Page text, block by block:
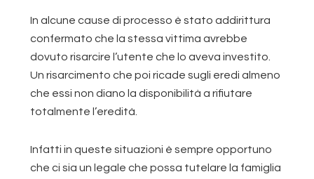
In alcune cause di processo è stato addirittura
confermato che la stessa vittima avrebbe
dovuto risarcire l’utente che lo aveva investito.
Un risarcimento che poi ricade sugli eredi almeno
che essi non diano la disponibilità a rifiutare
totalmente l’eredità.
Infatti in queste situazioni è sempre opportuno
che ci sia un legale che possa tutelare la famiglia